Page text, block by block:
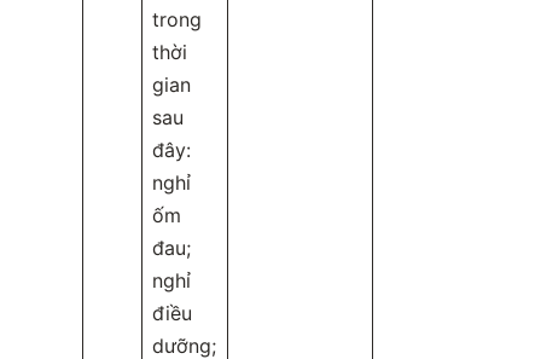
trong
thời
gian
sau
đây:
nghỉ
ốm
đau;
nghỉ
điều
dưỡng;